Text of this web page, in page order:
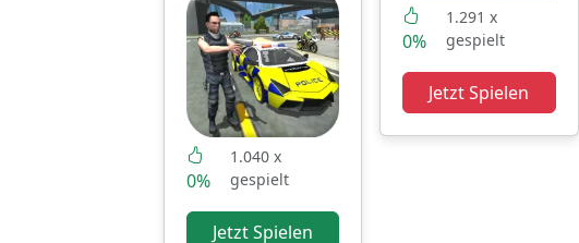
0%
1.040 x
gespielt
Jetzt Spielen
0%
1.291 x
gespielt
Jetzt Spielen